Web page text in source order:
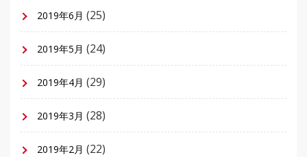
2019年6月 (25)
2019年5月 (24)
2019年4月 (29)
2019年3月 (28)
2019年2月 (22)